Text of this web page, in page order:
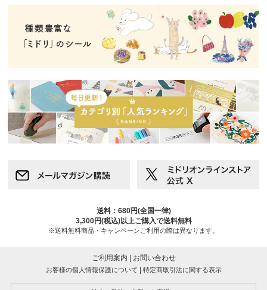
送料：680円(全国一律)
3,300円(税込)以上ご購入で送料無料
※送料無料商品・キャンペーンご利用の際は異なります。
ご利用案内 | お問い合わせ
お客様の個人情報保護について | 特定商取引法に関する表示